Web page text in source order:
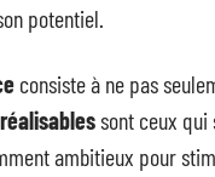
potentiel.
consiste à ne pas
sont ceux qui
ambitieux pour